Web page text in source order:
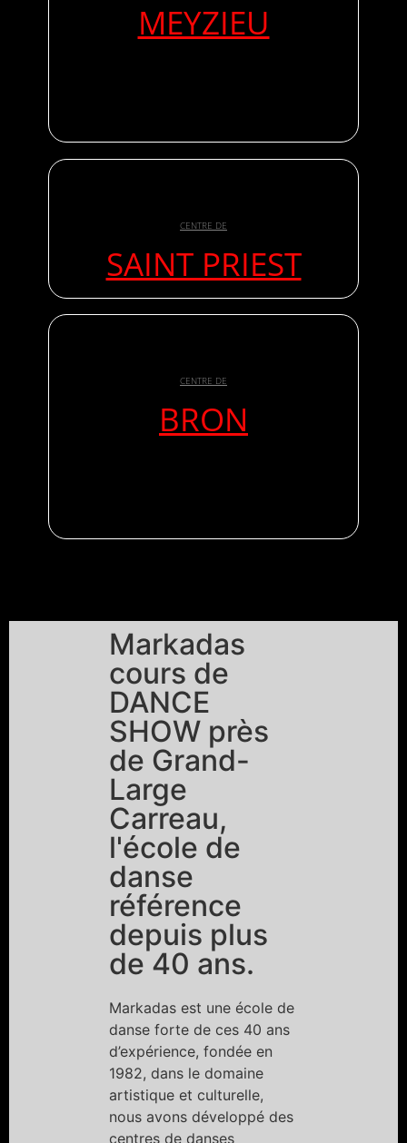
MEYZIEU
CENTRE DE
SAINT PRIEST
CENTRE DE
BRON
Markadas
cours de
DANCE
SHOW près
de Grand-
Large
Carreau,
l'école de
danse
référence
depuis plus
de 40 ans.
Markadas est une école de
danse forte de ces 40 ans
d’expérience, fondée en
1982, dans le domaine
artistique et culturelle,
nous avons développé des
centres de danses